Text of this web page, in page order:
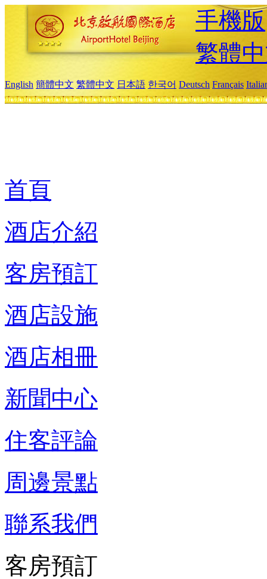
手機版
繁體
English 簡體中文 繁體中文 日本語 한국어 Deutsch Français
首頁
酒店介紹
客房預訂
酒店設施
酒店相冊
新聞中心
住客評論
周邊景點
聯系我們
客房預訂